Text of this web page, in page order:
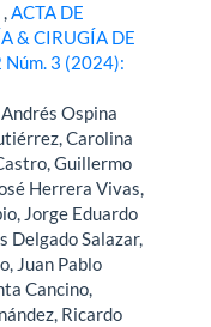
,ACTA DE
& CIRUGÍA DE
Núm. 3 (2024):
Ospina
Carolina
Guillermo
Herrera Vivas,
Jorge Eduardo
Delgado Salazar,
Juan Pablo
Cancino,
Ricardo